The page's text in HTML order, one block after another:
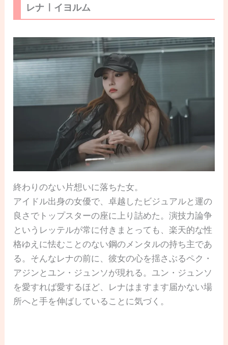
レナㅣイヨルム
終わりのない片想いに落ちた女。
アイドル出身の女優で、卓越したビジュアルと運の
良さでトップスターの座に上り詰めた。演技力論争
というレッテルが常に付きまとっても、楽天的な性
格ゆえに怯むことのない鋼のメンタルの持ち主であ
る。そんなレナの前に、彼女の心を揺さぶるペク・
アジンとユン・ジュンソが現れる。ユン・ジュンソ
を愛すれば愛するほど、レナはますます届かない場
所へと手を伸ばしていることに気づく。